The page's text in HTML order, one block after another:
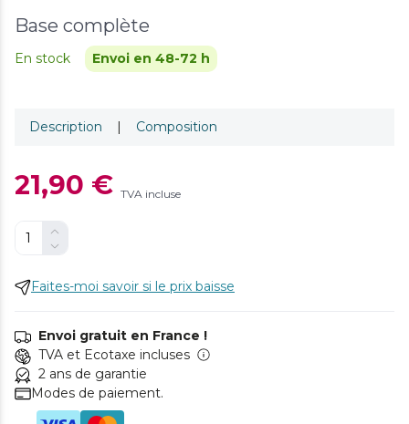
Base complète
En stock Envoi en 48-72 h
Description | Composition
21,90 € TVA incluse
Faites-moi savoir si le prix baisse
Envoi gratuit en France !
TVA et Ecotaxe incluses
2 ans de garantie
Modes de paiement.